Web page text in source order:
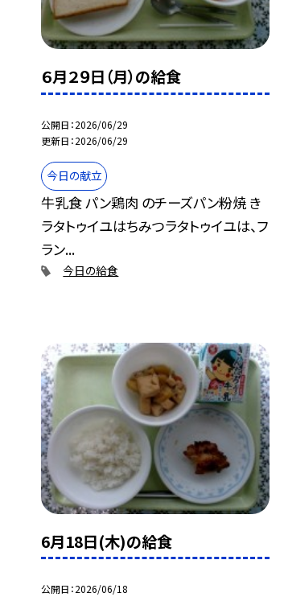
６月２９日（月）の給食
公開日 2026/06/29
更新日 2026/06/29
今日の献立
牛乳食 パン鶏肉 のチーズパン粉焼 き
ラタトゥイユはちみつラタトゥイユは、フ
ラン...
今日の給食
6月18日(木)の給食
公開日 2026/06/18